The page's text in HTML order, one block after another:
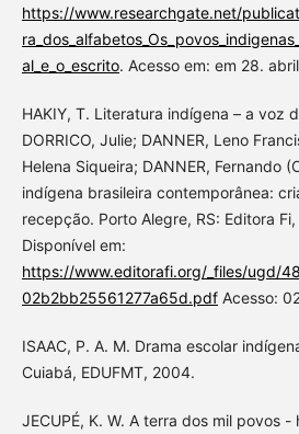
https://www.researchgate.net/
al_e_o_escrito. Acesso em: em 28.
HAKIY, T. Literatura indígena – a voz
DORRICO, Julie; DANNER, Leno
Helena Siqueira; DANNER, Fernando
indígena brasileira contemporânea:
recepção. Porto Alegre, RS: Editora
Disponível em:
https://www.editorafi.org/_files/ugd/
02b2bb25561277a65d.pdfAcesso:
ISAAC, P. A. M. Drama escolar
Cuiabá, EDUFMT, 2004.
JECUPÉ, K. W. A terra dos mil povos